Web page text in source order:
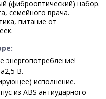
(фиброоптический) набор.
семейного врача.
питание от
энергопотребление!
В.
исполнение.
из ABS антиударного